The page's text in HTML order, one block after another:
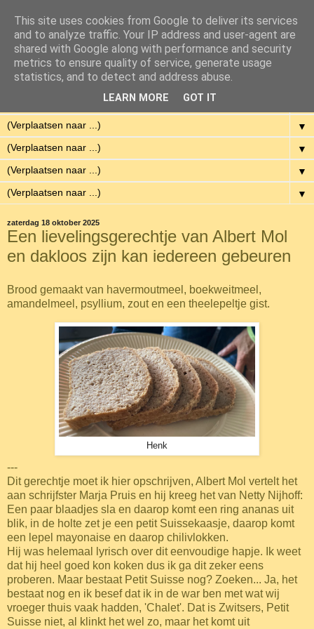
Eenvoudig Gelukkig
Met weinig middelen een hoge kwaliteit van leven hebben.
▼
▼
▼
▼
zaterdag 18 oktober 2025
Een lievelingsgerechtje van Albert Mol
en dakloos zijn kan iedereen gebeuren
Brood gemaakt van havermoutmeel, boekweitmeel,
amandelmeel, psyllium, zout en een theelepeltje gist.
Henk
---
Dit gerechtje moet ik hier opschrijven, Albert Mol vertelt het
aan schrijfster Marja Pruis en hij kreeg het van Netty Nijhoff:
Een paar blaadjes sla en daarop komt een ring ananas uit
blik, in de holte zet je een petit Suissekaasje, daarop komt
een lepel mayonaise en daarop chilivlokken.
Hij was helemaal lyrisch over dit eenvoudige hapje. Ik weet
dat hij heel goed kon koken dus ik ga dit zeker eens
proberen. Maar bestaat Petit Suisse nog? Zoeken... Ja, het
bestaat nog en ik besef dat ik in de war ben met wat wij
vroeger thuis vaak hadden, 'Chalet'. Dat is Zwitsers, Petit
Suisse niet, al klinkt het wel zo, maar het komt uit
This site uses cookies from Google to deliver its services
and to analyze traffic. Your IP address and user-agent are
shared with Google along with performance and security
metrics to ensure quality of service, generate usage
statistics, and to detect and address abuse.
LEARN MORE GOT IT